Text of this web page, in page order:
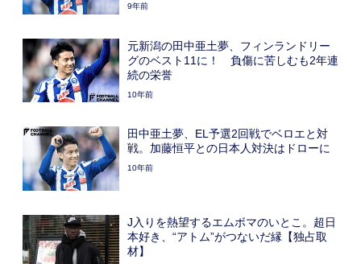
9年前
元新潟の田中亜土夢、フィンランドリー
グのベスト11に！ 負傷に苦しむも2年連
続の栄誉
10年前
田中亜土夢、EL予選2回戦でベロエと対
戦。加藤恒平との日本人対決はドローに
10年前
J入りを熱望するエムボマのいとこ。超日
本好き、“アトム”がつないだ縁【独占取
材】